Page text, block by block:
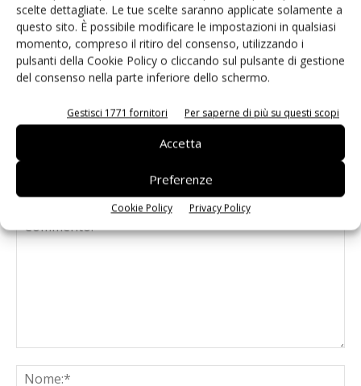
scelte dettagliate. Le tue scelte saranno applicate solamente a
questo sito. È possibile modificare le impostazioni in qualsiasi
momento, compreso il ritiro del consenso, utilizzando i
pulsanti della Cookie Policy o cliccando sul pulsante di gestione
del consenso nella parte inferiore dello schermo.
Gestisci 1771 fornitori Per saperne di più su questi scopi
Accetta
Preferenze
Cookie Policy Privacy Policy
Apparecchiature di test per
l’assemblaggio: vince Advantest
LASCIA UN COMMENTO